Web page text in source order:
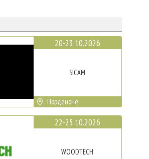
20-23.10.2026
SICAM
Порденоне
22-25.10.2026
WOODTECH